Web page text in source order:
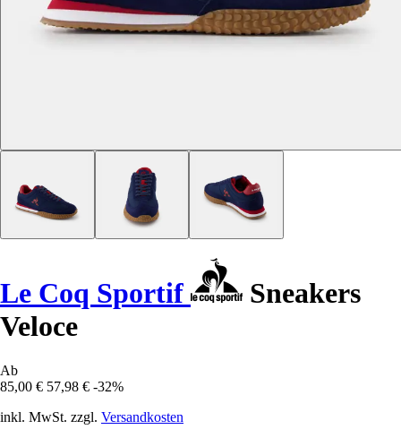
Le Coq Sportif
Sneakers
Veloce
Ab
85,00 € 57,98 € -32%
inkl. MwSt. zzgl. Versandkosten